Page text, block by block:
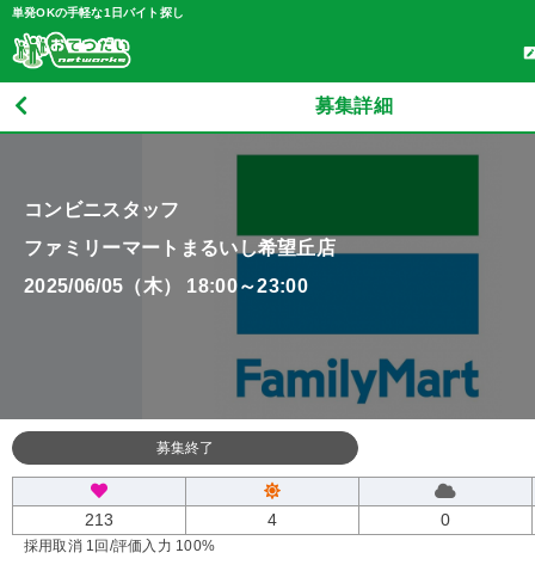
単発OKの手軽な1日バイト探し
募集詳細
コンビニスタッフ
ファミリーマートまるいし希望丘店
2025/06/05（木） 18:00～23:00
募集終了
213 4 0
採用取消 1回 /評価入力 100%